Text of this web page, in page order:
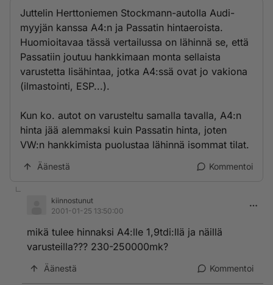
Juttelin Herttoniemen Stockmann-autolla Audi-
myyjän kanssa A4:n ja Passatin hintaeroista.
Huomioitavaa tässä vertailussa on lähinnä se, että
Passatiin joutuu hankkimaan monta sellaista
varustetta lisähintaa, jotka A4:ssä ovat jo vakiona
(ilmastointi, ESP...).
Kun ko. autot on varusteltu samalla tavalla, A4:n
hinta jää alemmaksi kuin Passatin hinta, joten
VW:n hankkimista puolustaa lähinnä isommat tilat.
Äänestä Kommentoi
kiinnostunut
2001-01-25 13:50:00
mikä tulee hinnaksi A4:lle 1,9tdi:llä ja näillä
varusteilla??? 230-250000mk?
Äänestä Kommentoi